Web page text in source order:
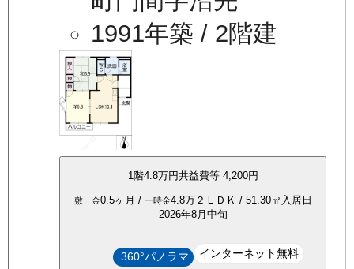
1991年築 / 2階建
1階4.8万円共益費等 4,200円
敷 金0.5ヶ月 / 一時金4.8万２ＬＤＫ / 51.30㎡ 入居日
2026年8月中旬
360°パノラマ インターネット無料